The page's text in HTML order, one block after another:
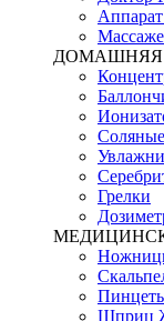
ДОМАШНЯЯ
Грелки
Шприц